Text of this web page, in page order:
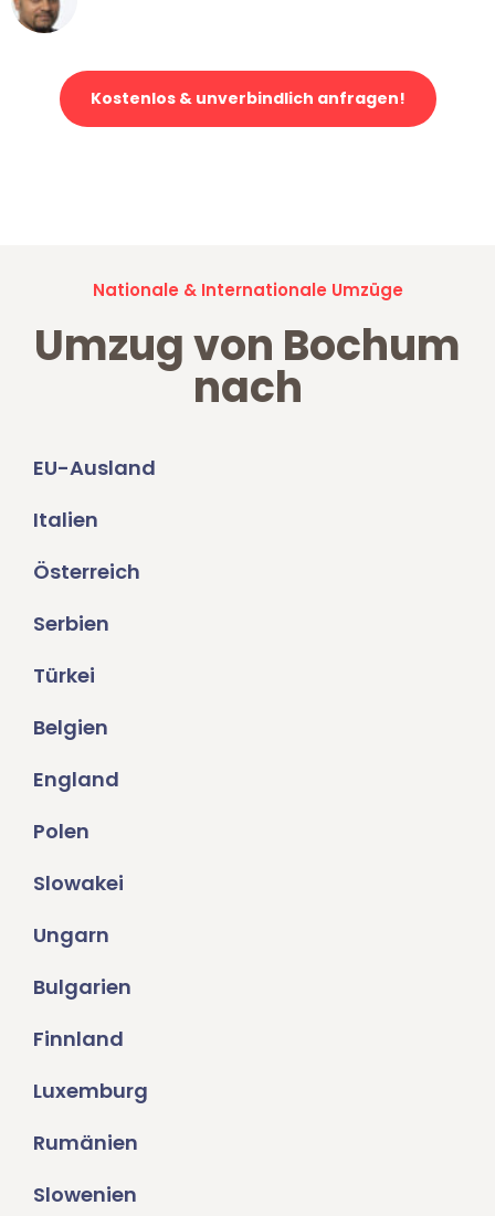
Kostenlos & unverbindlich anfragen!
Nationale & Internationale Umzüge
Umzug von Bochum
nach
EU-Ausland
Italien
Österreich
Serbien
Türkei
Belgien
England
Polen
Slowakei
Ungarn
Bulgarien
Finnland
Luxemburg
Rumänien
Slowenien